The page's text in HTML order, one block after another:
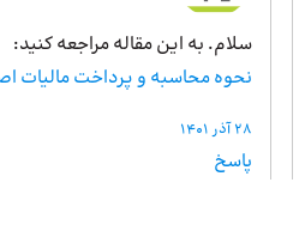
سلام. به این مقاله مراجعه کنید:
نحوه محاسبه و پرداخت مالیات
28 آذر 1401
پاسخ